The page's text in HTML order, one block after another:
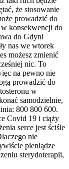
że stosowanie
prowadzić do
konsekwencji do
do Gdyni
nas we wtorek
możesz zmienić
nic. To
na pewno nie
prowadzić do
w
samodzielnie,
800 800 600.
Covid 19 i ciąży
serce jest ściśle
nie
pieniądze
sterydoterapii,